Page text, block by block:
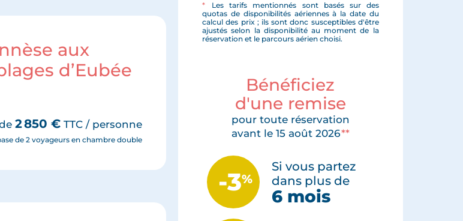
aux
d’Eubée
2 850€ TTC / personne
de 2 voyageurs en chambre double
*
Les tarifs mentionnés sont basés sur des
quotas de disponibilités aériennes à la date du
calcul des prix ; ils sont donc susceptibles d'être
ajustés selon la disponibilité au moment de la
réservation et le parcours aérien choisi.
Bénéficiez
d'une remise
pour toute réservation
avant le 15 août 2026**
-3%
Si vous partez
dans plus de
6 mois